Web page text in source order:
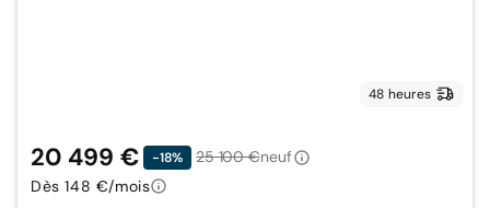
48 heures
20 499 € -18% 25 100 €neuf
Dès 148 €/mois